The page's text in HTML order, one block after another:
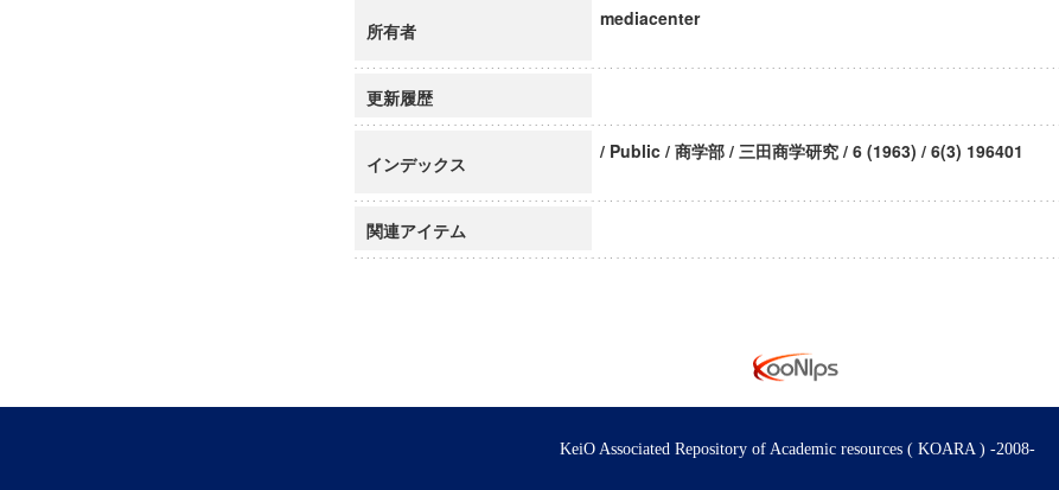
所有者
mediacenter
更新履歴
インデックス
/ Public / 商学部 / 三田商学研究 / 6 (1963) / 6(3) 196401
関連アイテム
KeiO Associated Repository of Academic resources ( KOARA ) -2008-